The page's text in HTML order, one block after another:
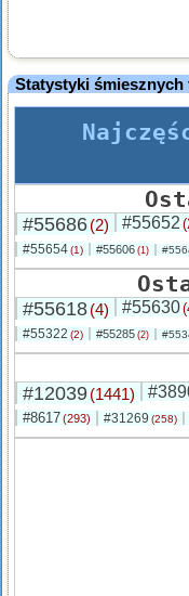
Statystyki śmiesznych
#55686(2) #55652
#55654(1) #55606 (1)
#55618(4) #55630
#55322 (2) #55285 (2)
#12039(1441)
#8617(293) #31269 (258)